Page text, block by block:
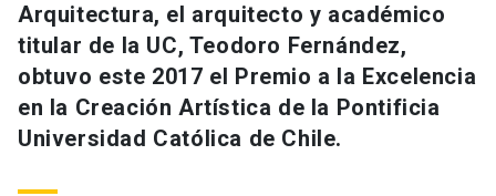
Arquitectura, el arquitecto y académico
titular de la UC, Teodoro Fernández,
obtuvo este 2017 el Premio a la Excelencia
en la Creación Artística de la Pontificia
Universidad Católica de Chile.